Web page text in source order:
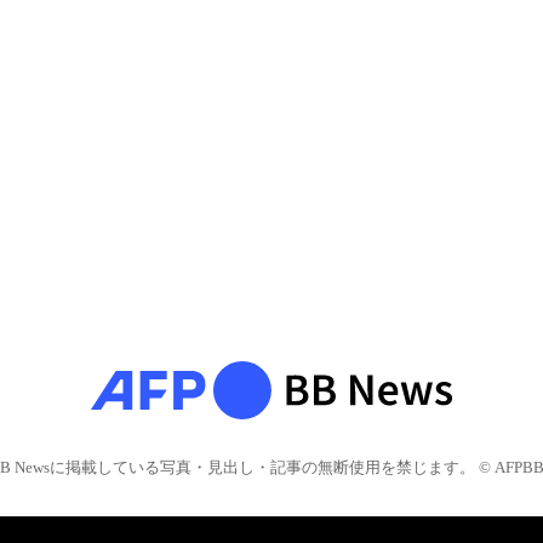
Newsに掲載している写真・見出し・記事の無断使用を禁じます。 © AFPBB